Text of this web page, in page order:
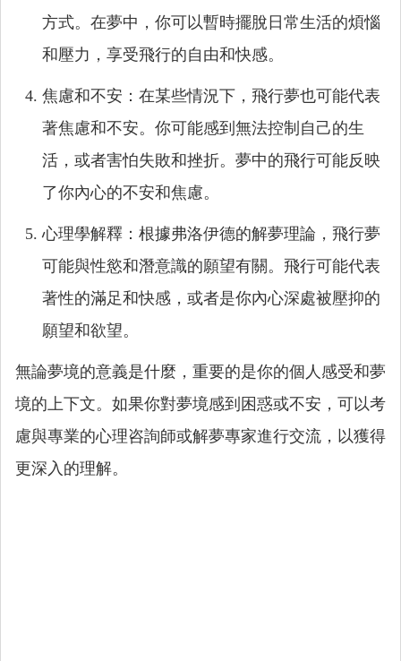
方式。在夢中，你可以暫時擺脫日常生活的煩惱
和壓力，享受飛行的自由和快感。
焦慮和不安：在某些情況下，飛行夢也可能代表
著焦慮和不安。你可能感到無法控制自己的生
活，或者害怕失敗和挫折。夢中的飛行可能反映
了你內心的不安和焦慮。
心理學解釋：根據弗洛伊德的解夢理論，飛行夢
可能與性慾和潛意識的願望有關。飛行可能代表
著性的滿足和快感，或者是你內心深處被壓抑的
願望和欲望。
無論夢境的意義是什麼，重要的是你的個人感受和夢
境的上下文。如果你對夢境感到困惑或不安，可以考
慮與專業的心理咨詢師或解夢專家進行交流，以獲得
更深入的理解。